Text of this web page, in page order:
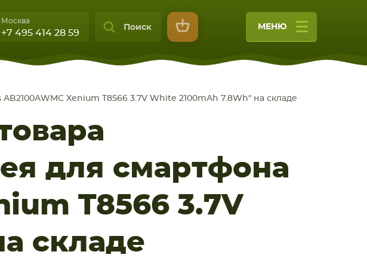
Москва
+7 495 414 28 59
от ст.м.
495 414 28 59
звонок
21:00
Поиск МЕНЮ
Xenium T8566 3.7V White 2100mAh 7.8Wh" на складе
для смартфона
T8566 3.7V
складе